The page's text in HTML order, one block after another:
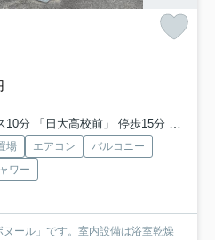
10分 「日大高校前」 停歩15分
日豊本
場 エアコン
バルコニー
ワー
ール」です。室内設備は浴室乾燥